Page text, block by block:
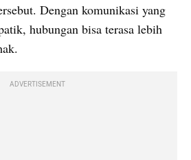
Dengan komunikasi yang
hubungan bisa terasa lebih
ADVERTISEMENT